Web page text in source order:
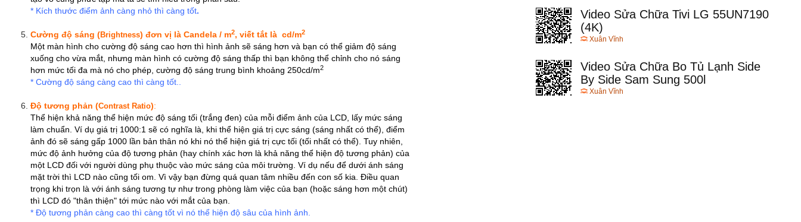
* Kích thước điểm ảnh càng nhỏ thì càng tốt.
Cường độ sáng (Brightness) đơn vị là Candela / m2, viết tắt là cd/m2
Một màn hình cho cường độ sáng cao hơn thì hình ảnh sẽ sáng hơn và bạn có thể giảm độ sáng
xuống cho vừa mắt, nhưng màn hình có cường độ sáng thấp thì bạn không thể chỉnh cho nó sáng
hơn mức tối đa mà nó cho phép, cường độ sáng trung bình khoảng 250cd/m2
* Cường độ sáng càng cao thì càng tốt..
Độ tương phản (Contrast Ratio):
Thể hiện khả năng thể hiện mức độ sáng tối (trắng đen) của mỗi điểm ảnh của LCD, lấy mức sáng
làm chuẩn. Ví dụ giá trị 1000:1 sẽ có nghĩa là, khi thể hiện giá trị cực sáng (sáng nhất có thể), điểm
ảnh đó sẽ sáng gấp 1000 lần bản thân nó khi nó thể hiện giá trị cực tối (tối nhất có thể). Tuy nhiên,
mức độ ảnh hưởng của độ tương phản (hay chính xác hơn là khả năng thể hiện độ tương phản) của
một LCD đối với người dùng phụ thuộc vào mức sáng của môi trường. Ví dụ nếu để dưới ánh sáng
mặt trời thì LCD nào cũng tối om. Vì vậy bạn đừng quá quan tâm nhiều đến con số kia. Điều quan
trọng khi trọn là với ánh sáng tương tự như trong phòng làm việc của bạn (hoặc sáng hơn một chút)
thì LCD đó "thân thiện" tới mức nào với mắt của bạn.
* Độ tương phản càng cao thì càng tốt vì nó thể hiện độ sâu của hình ảnh.
Video Sửa Chữa Tivi LG 55UN7190
(4K)
Xuân Vĩnh
Video Sửa Chữa Bo Tủ Lạnh Side
By Side Sam Sung 500l
Xuân Vĩnh